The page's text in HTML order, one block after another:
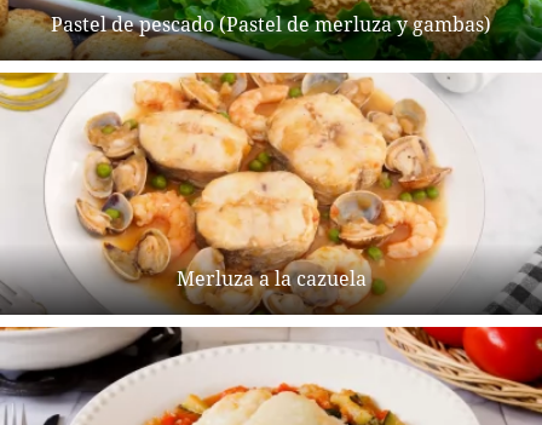
Pastel de pescado (Pastel de merluza y gambas)
Merluza a la cazuela